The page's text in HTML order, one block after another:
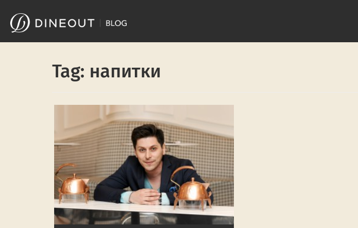
Tag: напитки